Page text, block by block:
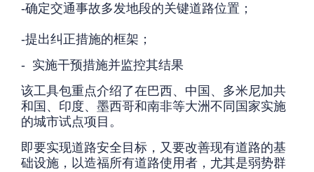
-确定交通事故多发地段的关键道路位置；
-提出纠正措施的框架；
- 实施干预措施并监控其结果
该工具包重点介绍了在巴西、中国、多米尼加共
和国、印度、墨西哥和南非等大洲不同国家实施
的城市试点项目。
即要实现道路安全目标，又要改善现有道路的基
础设施，以造福所有道路使用者，尤其是弱势群